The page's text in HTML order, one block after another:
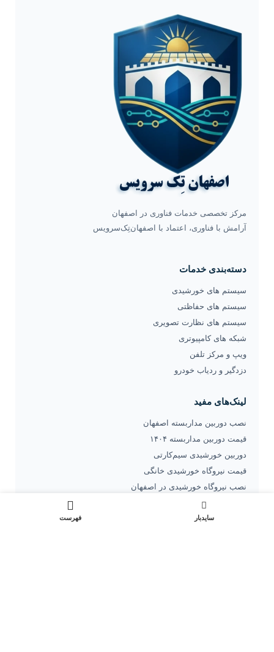
مرکز تخصصی خدمات فناوری در اصفهان
آرامش با فناوری، اعتماد با اصفهان‌تِک‌سرویس
دسته‌بندی خدمات
سیستم های خورشیدی
سیستم های حفاظتی
سیستم های نظارت تصویری
شبکه های کامپیوتری
ویپ و مرکز تلفن
دزدگیر و ردیاب خودرو
لینک‌های مفید
نصب دوربین مداربسته اصفهان
قیمت دوربین مداربسته ۱۴۰۴
دوربین خورشیدی سیم‌کارتی
قیمت نیروگاه خورشیدی خانگی
نصب نیروگاه خورشیدی در اصفهان
تعرفه نصب پنل خورشیدی
مشاوره ویپ و مرکز تلفن
سایدبار فهرست